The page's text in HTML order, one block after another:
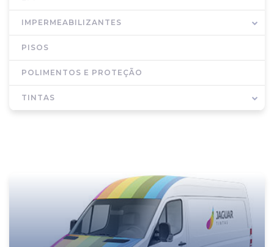
IMPERMEABILIZANTES
PISOS
POLIMENTOS E PROTEÇÃO
TINTAS